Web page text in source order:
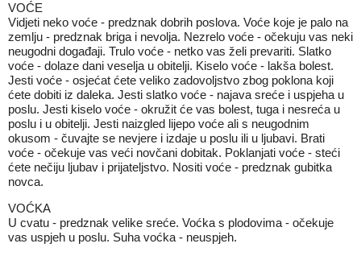
VOĆE
Vidjeti neko voće - predznak dobrih poslova. Voće koje je palo na
zemlju - predznak briga i nevolja. Nezrelo voće - očekuju vas neki
neugodni događaji. Trulo voće - netko vas želi prevariti. Slatko
voće - dolaze dani veselja u obitelji. Kiselo voće - lakša bolest.
Jesti voće - osjećat ćete veliko zadovoljstvo zbog poklona koji
ćete dobiti iz daleka. Jesti slatko voće - najava sreće i uspjeha u
poslu. Jesti kiselo voće - okružit će vas bolest, tuga i nesreća u
poslu i u obitelji. Jesti naizgled lijepo voće ali s neugodnim
okusom - čuvajte se nevjere i izdaje u poslu ili u ljubavi. Brati
voće - očekuje vas veći novčani dobitak. Poklanjati voće - steći
ćete nečiju ljubav i prijateljstvo. Nositi voće - predznak gubitka
novca.
VOĆKA
U cvatu - predznak velike sreće. Voćka s plodovima - očekuje
vas uspjeh u poslu. Suha voćka - neuspjeh.